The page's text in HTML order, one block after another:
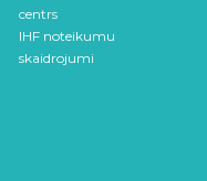
centrs
IHF noteikumu
skaidrojumi